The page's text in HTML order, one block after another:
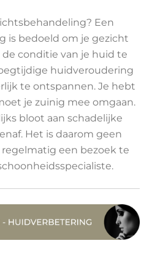
Een
is bedoeld om je gezicht
conditie van je huid te
huidveroudering
te ontspannen. Je hebt
je zuinig mee omgaan.
bloot aan schadelijke
Het is daarom geen
een bezoek te